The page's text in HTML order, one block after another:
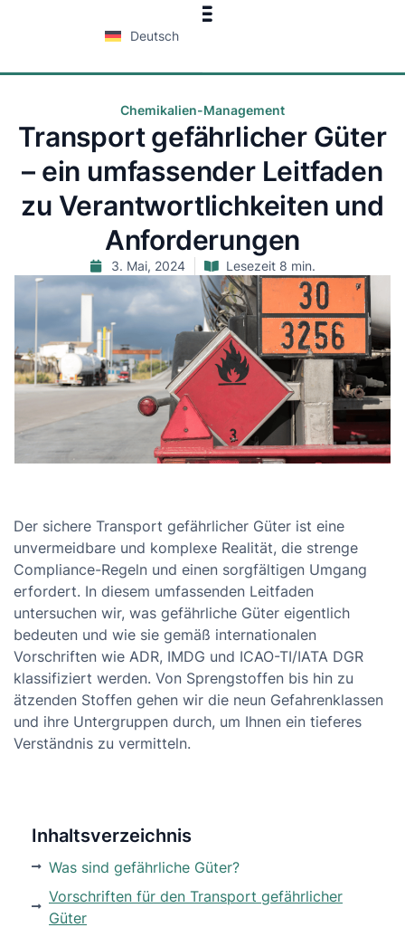
Deutsch
Chemikalien-Management
Transport gefährlicher Güter
– ein umfassender Leitfaden
zu Verantwortlichkeiten und
Anforderungen
3. Mai, 2024 Lesezeit 8 min.
Der sichere Transport gefährlicher Güter ist eine
unvermeidbare und komplexe Realität, die strenge
Compliance-Regeln und einen sorgfältigen Umgang
erfordert. In diesem umfassenden Leitfaden
untersuchen wir, was gefährliche Güter eigentlich
bedeuten und wie sie gemäß internationalen
Vorschriften wie ADR, IMDG und ICAO-TI/IATA DGR
klassifiziert werden. Von Sprengstoffen bis hin zu
ätzenden Stoffen gehen wir die neun Gefahrenklassen
und ihre Untergruppen durch, um Ihnen ein tieferes
Verständnis zu vermitteln.
Inhaltsverzeichnis
Was sind gefährliche Güter?
Vorschriften für den Transport gefährlicher
Güter